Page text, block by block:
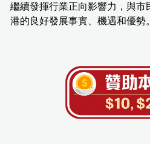
繼續發揮行業正向影響力，與市
港的良好發展事實、機遇和優勢。